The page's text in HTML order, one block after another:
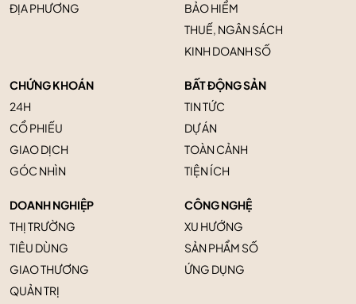
ĐỊA PHƯƠNG
BẢO HIỂM
THUẾ, NGÂN SÁCH
KINH DOANH SỐ
CHỨNG KHOÁN
24H
CỔ PHIẾU
GIAO DỊCH
GÓC NHÌN
BẤT ĐỘNG SẢN
TIN TỨC
DỰ ÁN
TOÀN CẢNH
TIỆN ÍCH
DOANH NGHIỆP
THỊ TRƯỜNG
TIÊU DÙNG
GIAO THƯƠNG
QUẢN TRỊ
CÔNG NGHỆ
XU HƯỚNG
SẢN PHẨM SỐ
ỨNG DỤNG